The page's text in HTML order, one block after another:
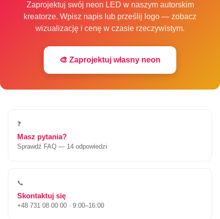
Zaprojektuj swój neon LED w naszym autorskim
kreatorze. Wpisz napis lub prześlij logo — zobacz
wizualizację i cenę w czasie rzeczywistym.
🎨 Zaprojektuj własny neon
❓
Masz pytania?
Sprawdź FAQ — 14 odpowiedzi
📞
Skontaktuj się
+48 731 08 00 00 · 9:00–16:00